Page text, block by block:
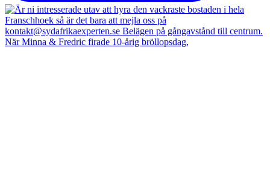
När Minna & Fredric firade 10-årig bröllopsdag,